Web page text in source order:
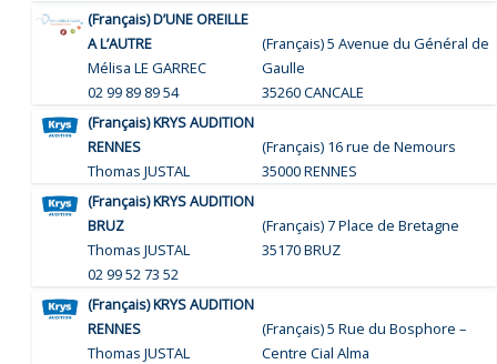
(Français) D’UNE OREILLE
A L’AUTRE
Mélisa LE GARREC
02 99 89 89 54
(Français) 5 Avenue du Général de
Gaulle
35260 CANCALE
(Français) KRYS AUDITION
RENNES
Thomas JUSTAL
(Français) 16 rue de Nemours
35000 RENNES
(Français) KRYS AUDITION
BRUZ
Thomas JUSTAL
02 99 52 73 52
(Français) 7 Place de Bretagne
35170 BRUZ
(Français) KRYS AUDITION
RENNES
Thomas JUSTAL
(Français) 5 Rue du Bosphore –
Centre Cial Alma